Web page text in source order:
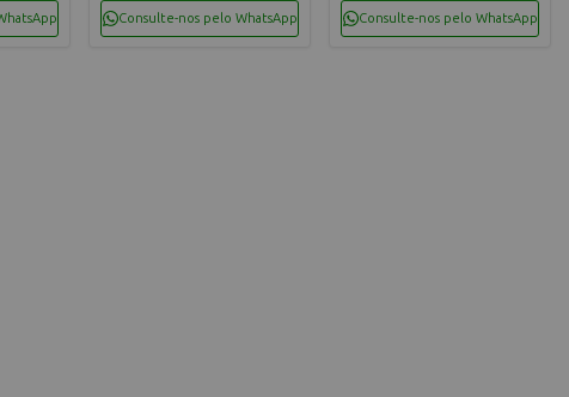
Consulte-nos pelo WhatsApp Consulte-nos pelo WhatsApp